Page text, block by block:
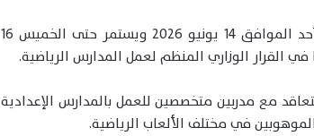
وأكدت الوزارة أن سحب ملفات التقديم يبدأ اعتبارًا من يوم الأحد الموافق 14 يونيو 2026 ويستمر حتى الخميس 16
مع مدربين متخصصين للعمل بالمدارس الإعدادية
الموهوبين في مختلف الألعاب الرياضية.